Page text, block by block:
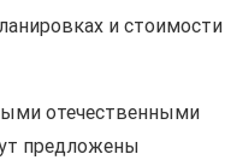
и стоимости
отечественными
предложены